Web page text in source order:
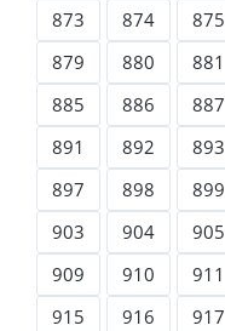
873
874 875
879
880 881
885
886 887
891
892 893
897
898 899
903
904 905
909
910 911
915
916 917